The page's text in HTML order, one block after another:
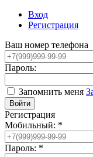
Вход
Регистрация
Ваш номер телефона
Пароль:
Запомнить меня
Регистрация
Мобильный: *
Пароль: *